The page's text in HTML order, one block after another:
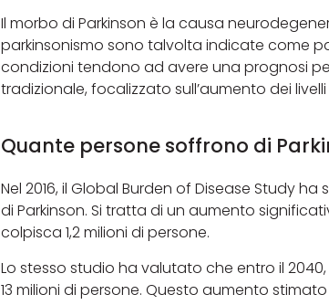
Il morbo di Parkinson è la causa
parkinsonismo sono talvolta indicate come
condizioni tendono ad avere una prognosi
tradizionale, focalizzato sull’aumento dei
Quante persone soffrono di
Nel 2016, il Global Burden of Disease Study
di Parkinson. Si tratta di un aumento
colpisca 1,2 milioni di persone.
Lo stesso studio ha valutato che entro il
13 milioni di persone. Questo aumento